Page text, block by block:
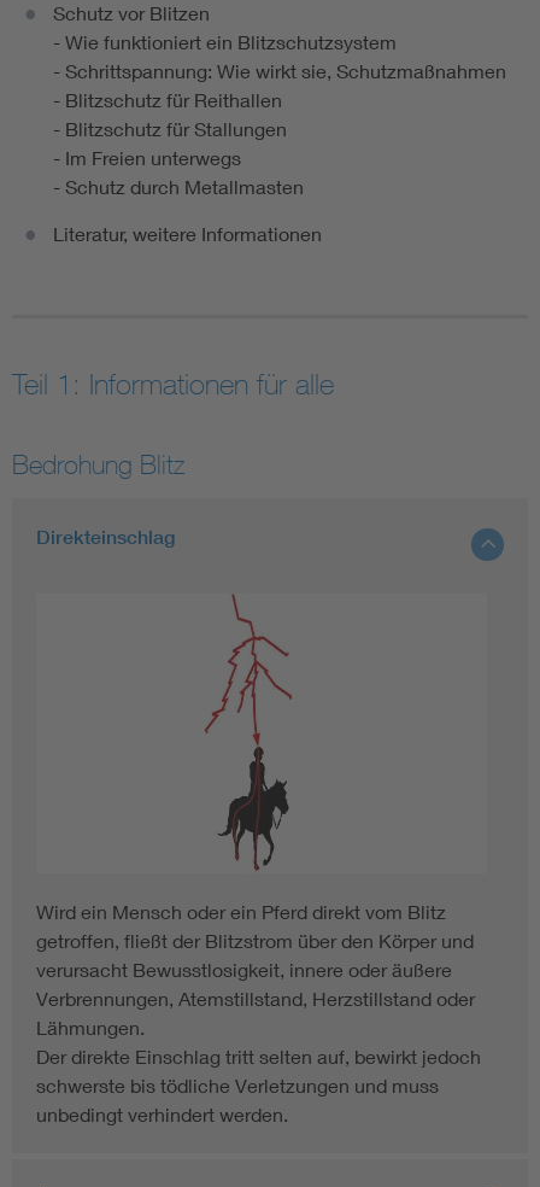
Schutz vor Blitzen
- Wie funktioniert ein Blitzschutzsystem
- Schrittspannung: Wie wirkt sie, Schutzmaßnahmen
- Blitzschutz für Reithallen
- Blitzschutz für Stallungen
- Im Freien unterwegs
- Schutz durch Metallmasten
Literatur, weitere Informationen
Teil 1: Informationen für alle
Bedrohung Blitz
Direkteinschlag
Wird ein Mensch oder ein Pferd direkt vom Blitz
getroffen, fließt der Blitzstrom über den Körper und
verursacht Bewusstlosigkeit, innere oder äußere
Verbrennungen, Atemstillstand, Herzstillstand oder
Lähmungen.
Der direkte Einschlag tritt selten auf, bewirkt jedoch
schwerste bis tödliche Verletzungen und muss
unbedingt verhindert werden.